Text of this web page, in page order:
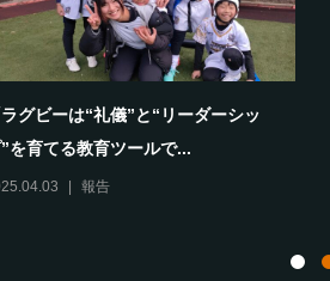
ラグビーは“礼儀”と“リーダーシッ
を育てる教育ツールで...
報告